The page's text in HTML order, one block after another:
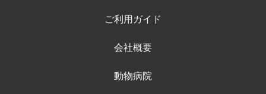
ご利用ガイド
会社概要
動物病院